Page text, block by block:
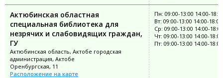
Актюбинская областная
специальная библиотека для
незрячих и слабовидящих граждан,
ГУ
Актюбинская область, Актобе городская
администрация, Актобе
Оренбургская, 11
Расположение на карте
Пн: 09:00-13:00 14:00-
Вт: 09:00-13:00 14:00-18:00
Ср: 09:00-13:00 14:00-18:00
Чт: 09:00-13:00 14:00-18:00
Пт: 09:00-13:00 14:00-18:00